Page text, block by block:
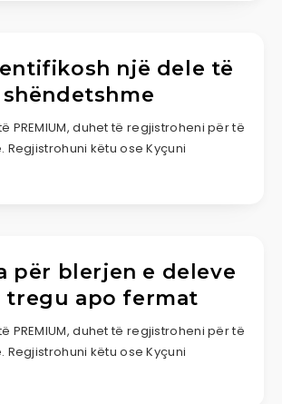
një dele të
shëndetshme
PREMIUM, duhet të regjistroheni për të
Regjistrohuni këtu ose Kyçuni
për blerjen e deleve
tregu apo fermat
PREMIUM, duhet të regjistroheni për të
Regjistrohuni këtu ose Kyçuni